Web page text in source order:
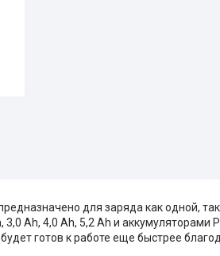
для заряда как одной,
Аh, 4,0 Аh, 5,2 Аh и аккумуляторами
готов к работе еще быстрее